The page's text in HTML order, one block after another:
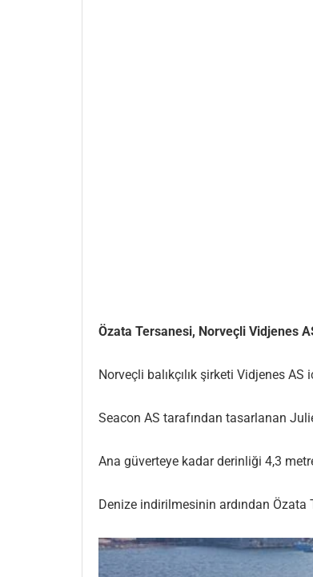
Özata Tersanesi, Norveçli Vidjenes
Norveçli balıkçılık şirketi Vidjenes
Seacon AS tarafından tasarlanan
Ana güverteye kadar derinliği 4,3
Denize indirilmesinin ardından Özata